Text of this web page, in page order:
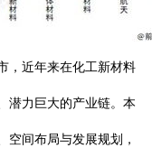
，近年来在化工新材料
潜力巨大的产业链。本
空间布局与发展规划，